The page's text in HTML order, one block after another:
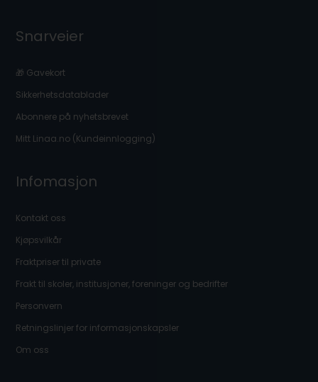
Snarveier
🎁 Gavekort
Sikkerhetsdatablader
Abonnere på nyhetsbrevet
Mitt Linaa.no (Kundeinnlogging)
Infomasjon
Kontakt oss
Kjøpsvilkår
Fraktpriser til private
Frakt til skoler, institusjoner, foreninger og bedrifter
Personvern
Retningslinjer for informasjonskapsler
Om oss